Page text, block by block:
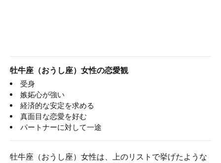
牡牛座（おうし座）女性の恋愛観
受身
嫉妬心が強い
経済的な安定を求める
真面目な恋愛を好む
パートナーに対して一途
牡牛座（おうし座）女性は、上のリストで挙げたような